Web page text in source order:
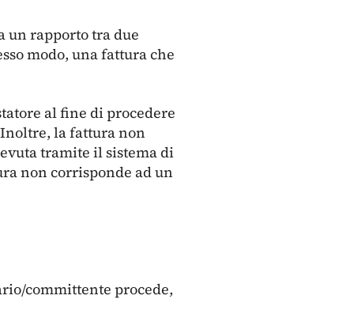
un rapporto tra due
modo, una fattura che
al fine di procedere
la fattura non
tramite il sistema di
non corrisponde ad un
committente procede,